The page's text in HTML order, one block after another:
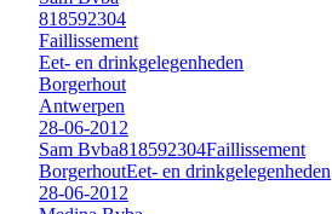
818592304
Faillissement
Eet- en drinkgelegenheden
Borgerhout
Antwerpen
28-06-2012
Sam Bvba818592304Faillissement
BorgerhoutEet- en drinkgelegenheden
28-06-2012